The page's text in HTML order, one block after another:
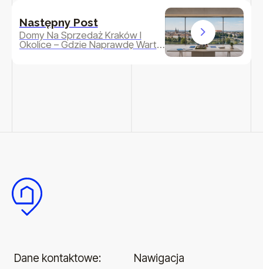
Następny Post
Domy Na Sprzedaż Kraków I
Okolice – Gdzie Naprawdę Warto
Nawigacja
Dane kontaktowe: